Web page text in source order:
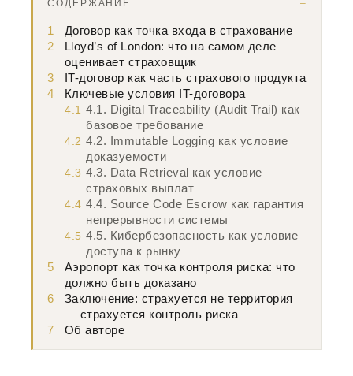
СОДЕРЖАНИЕ
1
Договор как точка входа в страхование
2
Lloyd’s of London: что на самом деле
оценивает страховщик
3
IT-договор как часть страхового продукта
4
Ключевые условия IT-договора
4.1 4.1. Digital Traceability (Audit Trail) как
базовое требование
4.2 4.2. Immutable Logging как условие
доказуемости
4.3 4.3. Data Retrieval как условие
страховых выплат
4.4 4.4. Source Code Escrow как гарантия
непрерывности системы
4.5 4.5. Кибербезопасность как условие
доступа к рынку
5
Аэропорт как точка контроля риска: что
должно быть доказано
6
Заключение: страхуется не территория
— страхуется контроль риска
7
Об авторе